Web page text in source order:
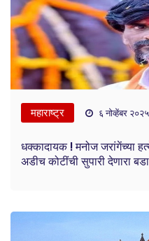
महाराष्ट्र ६ नोव्हेंबर २०२५
धक्कादायक ! मनोज जरांगेंच्या
अडीच कोटींची सुपारी देणारा